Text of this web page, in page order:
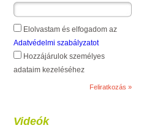
Elolvastam és elfogadom az
Adatvédelmi szabályzatot
Hozzájárulok személyes
adataim kezeléséhez
Videók